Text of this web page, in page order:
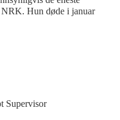
Hun døde i januar
Supervisor